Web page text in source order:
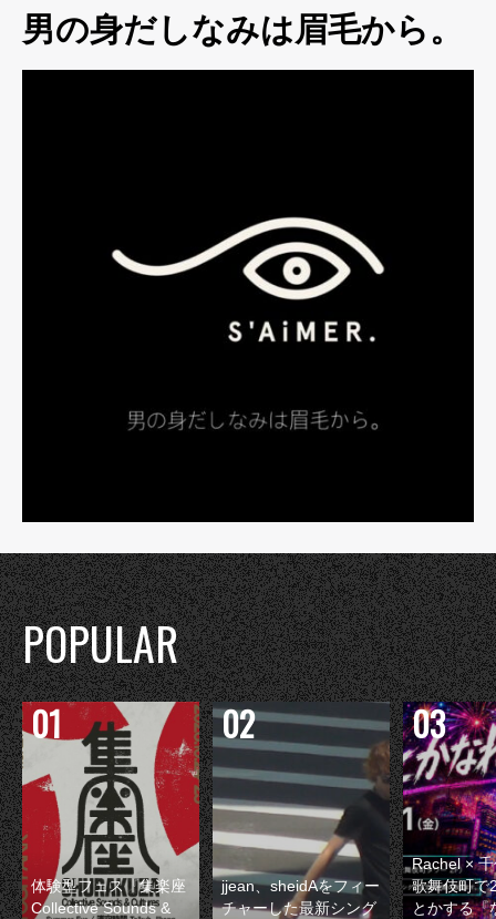
男の身だしなみは眉毛から。
POPULAR
体験型フェス『集楽座
Collective Sounds &
jjean、sheidAをフィー
チャーした最新シング
Rachel ×
歌舞伎町で
とかする『